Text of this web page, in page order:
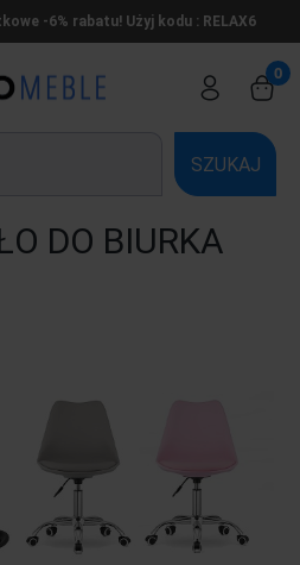
-6% rabatu! Użyj kodu : RELAX6
SZUKAJ
DO BIURKA